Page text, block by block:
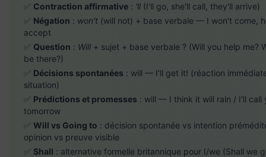
✅ Contraction affirmative : 'll (I'll go, she'll call, they'll arrive)
✅ Négation : won't (will not) + base verbale — I won't come,
accept
✅ Question : Will + sujet + base verbale ? (Will you help me?
be there?)
✅ Décisions spontanées : will — I'll get it! (réaction
situation)
✅ Prédictions et promesses : will — I think it will rain / I'll call
tomorrow
✅ Will vs Going to : décision spontanée vs intention
opinion vs preuve visible
✅ Shall : alternative formelle britannique pour I/we (Shall we